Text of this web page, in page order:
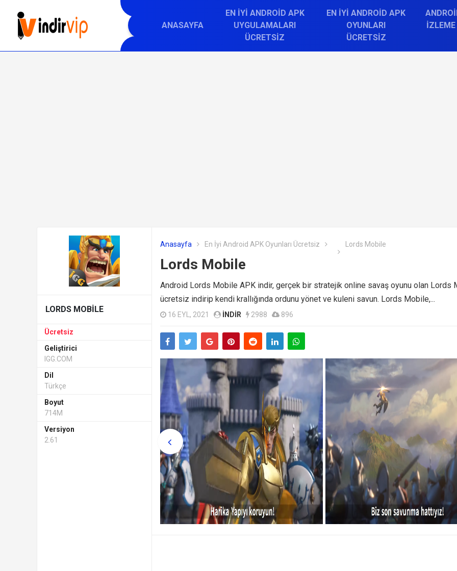
ANASAYFA
EN İYI ANDROID APK
UYGULAMALARI
ÜCRETSIZ
EN İYI ANDROID APK
OYUNLARI
ÜCRETSIZ
LORDS MOBILE
Ücretsiz
Geliştirici
IGG.COM
Dil
Türkçe
Boyut
714M
Versiyon
2.61
Anasayfa En İyi Android APK Oyunları Ücretsiz Lords Mobile
Lords Mobile
Android Lords Mobile APK indir, gerçek bir stratejik online savaş oyunu olan Lords
ücretsiz indirip kendi krallığında ordunu yönet ve kuleni savun. Lords Mobile,...
16 EYL, 2021 INDIR 2988 896